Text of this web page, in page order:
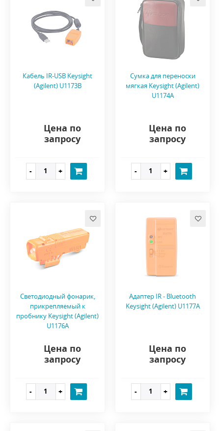
Кабель IR-USB Keysight
(Agilent) U1173B
Цена по
запросу
Сумка для переноски
мягкая Keysight (Agilent)
U1174A
Цена по
запросу
Светодиодный фонарик,
прикрепляемый к
пробнику Keysight (Agilent)
U1176A
Цена по
запросу
Адаптер IR - Bluetooth
Keysight (Agilent) U1177A
Цена по
запросу